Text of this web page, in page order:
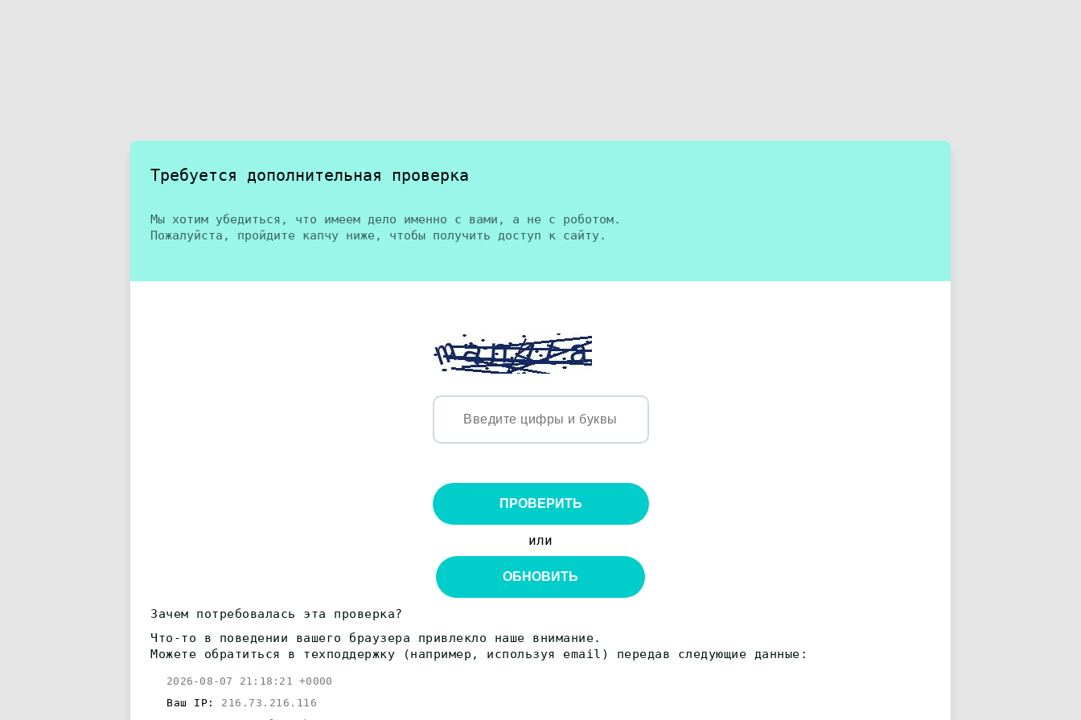
Требуется дополнительная проверка
Мы хотим убедиться, что имеем дело именно с вами, а не с роботом.
Пожалуйста, пройдите капчу ниже, чтобы получить доступ к сайту.
ПРОВЕРИТЬ
или
ОБНОВИТЬ
Зачем потребовалась эта проверка?
Что-то в поведении вашего браузера привлекло наше внимание.
Можете обратиться в техподдержку (например, используя email) передав следующие данные:
2026-08-07 21:18:21 +0000
Ваш IP: 216.73.216.116